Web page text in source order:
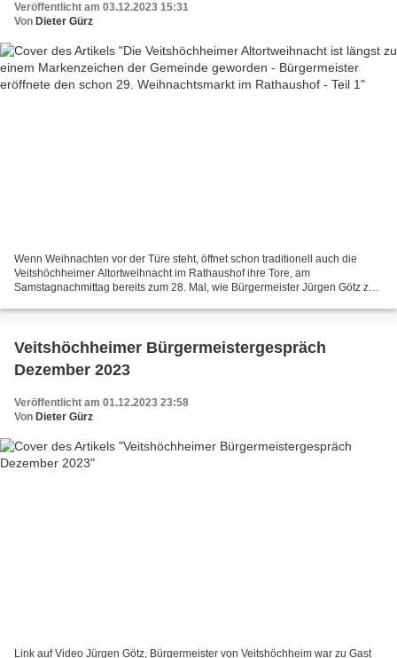
Veröffentlicht am 03.12.2023 15:31
Von Dieter Gürz
Wenn Weihnachten vor der Türe steht, öffnet schon traditionell auch die
Veitshöchheimer Altortweihnacht im Rathaushof ihre Tore, am
Samstagnachmittag bereits zum 28. Mal, wie Bürgermeister Jürgen Götz zur
Veitshöchheimer Bürgermeistergespräch
Dezember 2023
Veröffentlicht am 01.12.2023 23:58
Von Dieter Gürz
Link auf Video Jürgen Götz, Bürgermeister von Veitshöchheim war zu Gast